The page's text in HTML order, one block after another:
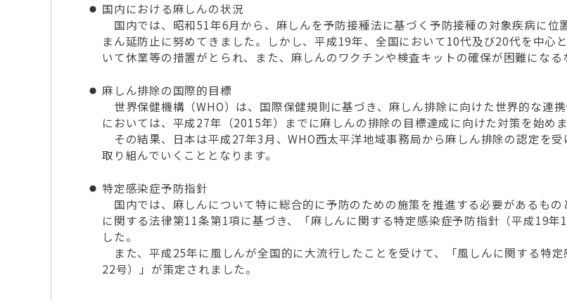
国内における麻しんの状況
国内では、昭和51年6月から、麻しんを予防接種法に基づく予防接種の対象疾病に位
まん延防止に努めてきました。しかし、平成19年、全国において10代及び20代を中心
いて休業等の措置がとられ、また、麻しんのワクチンや検査キットの確保が困難になる
麻しん排除の国際的目標
世界保健機構（WHO）は、国際保健規則に基づき、麻しん排除に向けた世界的な連
においては、平成27年（2015年）までに麻しんの排除の目標達成に向けた対策を始めま
その結果、日本は平成27年3月、WHO西太平洋地域事務局から麻しん排除の認定を
取り組んでいくこととなります。
特定感染症予防指針
国内では、麻しんについて特に総合的に予防のための施策を推進する必要があるも
に関する法律第11条第1項に基づき、「麻しんに関する特定感染症予防指針（平成19
した。
また、平成25年に風しんが全国的に大流行したことを受けて、「風しんに関する特
22号）」が策定されました。